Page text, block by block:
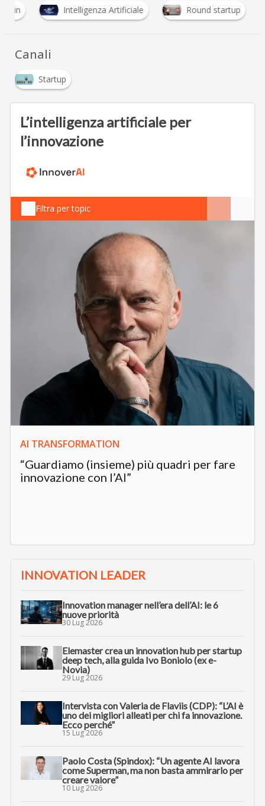
twin Intelligenza Artificiale Round startup
Canali
Startup
L’intelligenza artificiale per
l’innovazione
Filtra per topic
AI TRANSFORMATION
“Guardiamo (insieme) più quadri per fare
innovazione con l’AI”
INNOVATION LEADER
Innovation manager nell’era dell’AI: le 6
nuove priorità
30 Lug 2026
Elemaster crea un innovation hub per startup
deep tech, alla guida Ivo Boniolo (ex e-
Novia)
29 Lug 2026
Intervista con Valeria de Flaviis (CDP): “L’AI è
uno dei migliori alleati per chi fa innovazione.
Ecco perché”
15 Lug 2026
Paolo Costa (Spindox): “Un agente AI lavora
come Superman, ma non basta ammirarlo per
creare valore”
10 Lug 2026